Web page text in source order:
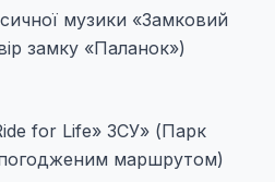
музики «Замковий
замку «Паланок»)
for Life» ЗСУ» (Парк
маршрутом)